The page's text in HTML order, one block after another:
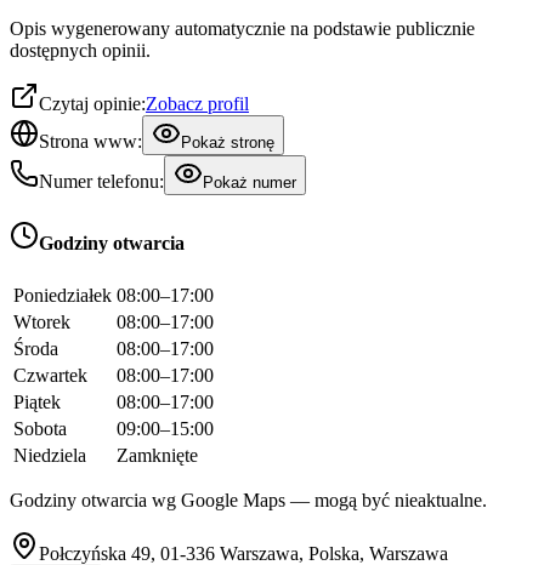
Opis wygenerowany automatycznie na podstawie publicznie
dostępnych opinii.
Czytaj opinie:Zobacz profil
Strona www:
Pokaż stronę
Numer telefonu: Pokaż numer
Godziny otwarcia
Poniedziałek 08:00–17:00
Wtorek
08:00–17:00
Środa
08:00–17:00
Czwartek
08:00–17:00
Piątek
08:00–17:00
Sobota
09:00–15:00
Niedziela
Zamknięte
Godziny otwarcia wg Google Maps — mogą być nieaktualne.
Połczyńska 49, 01-336 Warszawa, Polska, Warszawa